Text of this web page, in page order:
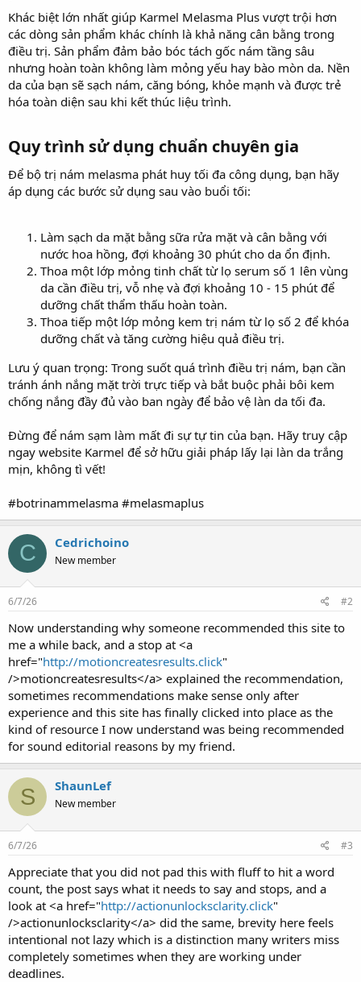
Khác biệt lớn nhất giúp Karmel Melasma Plus vượt trội hơn
các dòng sản phẩm khác chính là khả năng cân bằng trong
điều trị. Sản phẩm đảm bảo bóc tách gốc nám tầng sâu
nhưng hoàn toàn không làm mỏng yếu hay bào mòn da. Nền
da của bạn sẽ sạch nám, căng bóng, khỏe mạnh và được trẻ
hóa toàn diện sau khi kết thúc liệu trình.
Quy trình sử dụng chuẩn chuyên gia​
Để bộ trị nám melasma phát huy tối đa công dụng, bạn hãy
áp dụng các bước sử dụng sau vào buổi tối:
Làm sạch da mặt bằng sữa rửa mặt và cân bằng với
nước hoa hồng, đợi khoảng 30 phút cho da ổn định.
Thoa một lớp mỏng tinh chất từ lọ serum số 1 lên vùng
da cần điều trị, vỗ nhẹ và đợi khoảng 10 - 15 phút để
dưỡng chất thẩm thấu hoàn toàn.
Thoa tiếp một lớp mỏng kem trị nám từ lọ số 2 để khóa
dưỡng chất và tăng cường hiệu quả điều trị.
Lưu ý quan trọng: Trong suốt quá trình điều trị nám, bạn cần
tránh ánh nắng mặt trời trực tiếp và bắt buộc phải bôi kem
chống nắng đầy đủ vào ban ngày để bảo vệ làn da tối đa.
Đừng để nám sạm làm mất đi sự tự tin của bạn. Hãy truy cập
ngay website Karmel để sở hữu giải pháp lấy lại làn da trắng
mịn, không tì vết!
#botrinammelasma #melasmaplus
C Cedrichoino
New member
6/7/26 #2
Now understanding why someone recommended this site to
me a while back, and a stop at <a
href="http://motioncreatesresults.click"
/>motioncreatesresults</a> explained the recommendation,
sometimes recommendations make sense only after
experience and this site has finally clicked into place as the
kind of resource I now understand was being recommended
for sound editorial reasons by my friend.
S ShaunLef
New member
6/7/26 #3
Appreciate that you did not pad this with fluff to hit a word
count, the post says what it needs to say and stops, and a
look at <a href="http://actionunlocksclarity.click"
/>actionunlocksclarity</a> did the same, brevity here feels
intentional not lazy which is a distinction many writers miss
completely sometimes when they are working under
deadlines.